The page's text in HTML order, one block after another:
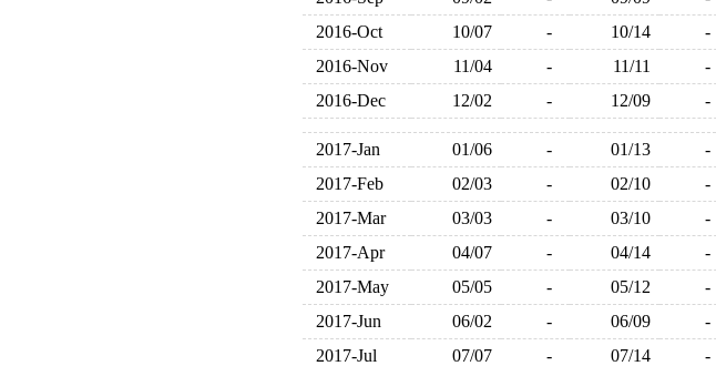
2016-Oct
10/07 - 10/14 -
2016-Nov
11/04 - 11/11 -
2016-Dec
12/02 - 12/09 -
2017-Jan 01/06 - 01/13 -
2017-Feb
02/03 - 02/10 -
2017-Mar
03/03 - 03/10 -
2017-Apr
04/07 - 04/14 -
2017-May
05/05 - 05/12 -
2017-Jun
06/02 - 06/09 -
2017-Jul
07/07 - 07/14 -